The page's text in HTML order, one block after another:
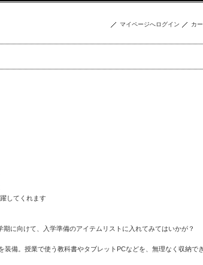
マイページへログイン カ
してくれます
に向けて、入学準備のアイテムリストに入れてみてはいかが？
備。授業で使う教科書やタブレットPCなどを、無理なく収納で